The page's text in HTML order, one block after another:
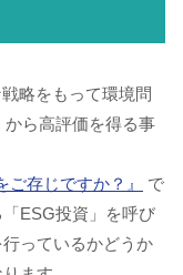
略をもって環境問
ら高評価を得る事
ご存じですか？』
で
ESG投資」を呼び
っているかどうか